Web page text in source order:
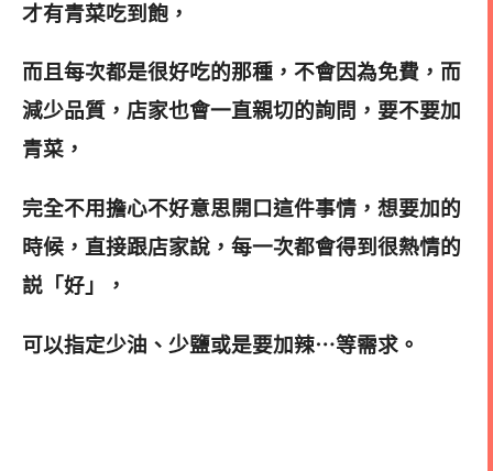
才有青菜吃到飽，
而且每次都是很好吃的那種，不會因為免費，而
減少品質，店家也會一直親切的詢問，要不要加
青菜，
完全不用擔心不好意思開口這件事情，想要加的
時候，直接跟店家說，每一次都會得到很熱情的
説「好」，
可以指定少油、少鹽或是要加辣⋯等需求。